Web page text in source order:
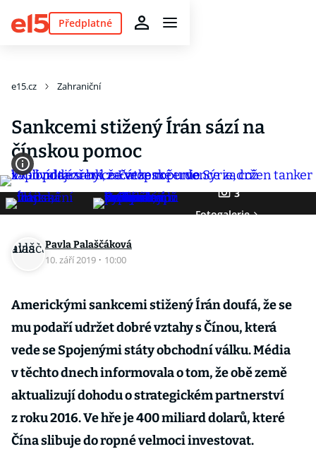
Předplatné
e15.cz Zahraniční
Sankcemi stižený Írán sází na
čínskou pomoc
3
Fotogalerie
Pavla Palaščáková
10. září 2019 · 10:00
Americkými sankcemi stižený Írán doufá, že se
mu podaří udržet dobré vztahy s Čínou, která
vede se Spojenými státy obchodní válku. Média
v těchto dnech informovala o tom, že obě země
aktualizují dohodu o strategickém partnerství
z roku 2016. Ve hře je 400 miliard dolarů, které
Čína slibuje do ropné velmoci investovat.